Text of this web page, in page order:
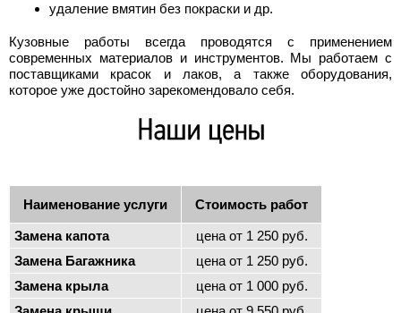
удаление вмятин без покраски и др.
Кузовные работы всегда проводятся с применением
современных материалов и инструментов. Мы работаем с
поставщиками красок и лаков, а также оборудования,
которое уже достойно зарекомендовало себя.
Наименование услуги Стоимость работ
Замена капота
цена от 1 250 руб.
Замена Багажника
цена от 1 250 руб.
Замена крыла
цена от 1 000 руб.